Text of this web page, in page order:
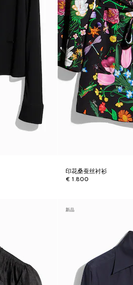
印花桑蚕丝衬衫
€ 1.800
新品